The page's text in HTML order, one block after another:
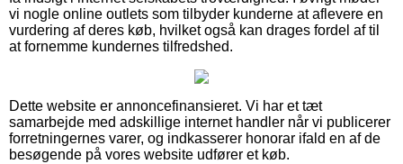
vi nogle online outlets som tilbyder kunderne at aflevere en
vurdering af deres køb, hvilket også kan drages fordel af til
at fornemme kundernes tilfredshed.
Dette website er annoncefinansieret. Vi har et tæt
samarbejde med adskillige internet handler når vi publicerer
forretningernes varer, og indkasserer honorar ifald en af de
besøgende på vores website udfører et køb.